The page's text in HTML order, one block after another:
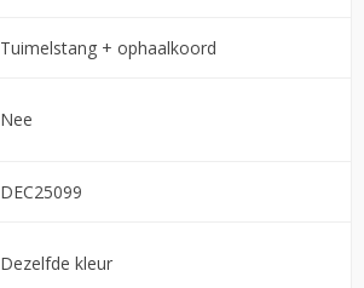
Tuimelstang + ophaalkoord
Nee
DEC25099
Dezelfde kleur